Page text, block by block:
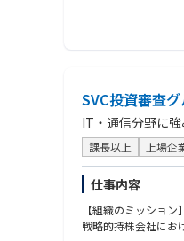
多岐にわたる経理
【組織構成】
CFO（40代前半男性
┗経理メンバー3名
┗契約社員2名
【ポジション魅力】
このポジションの
がら業務を進めてい
SVC投資審査
IT・通信分野に
課長以上 上場企
仕事内容
【組織のミッション】
戦略的持株会社にお